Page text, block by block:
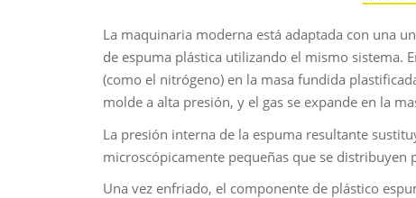
La maquinaria moderna está adaptada con una
de espuma plástica utilizando el mismo sistema.
(como el nitrógeno) en la masa fundida
molde a alta presión, y el gas se expande en la
La presión interna de la espuma resultante
microscópicamente pequeñas que se distribuyen
Una vez enfriado, el componente de plástico